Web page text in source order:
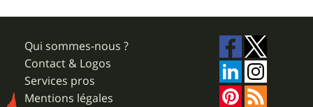
Qui sommes-nous ?
Contact & Logos
Services pros
Mentions légales